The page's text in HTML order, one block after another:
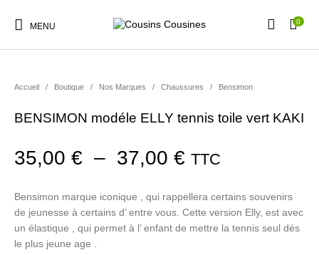
MENU 0
Vêtements Garçons Accessoires Cadeaux Nos Marques
Accueil / Boutique / Nos Marques / Chaussures / Bensimon
BENSIMON modéle ELLY tennis toile vert KAKI
35,00€ – 37,00€ Plage de prix
TTC
Bensimon marque iconique , qui rappellera certains souvenirs
de jeunesse à certains d’ entre vous. Cette version Elly, est avec
un élastique , qui permet à l’ enfant de mettre la tennis seul dés
le plus jeune age .